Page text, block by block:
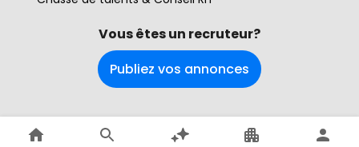
Vous êtes un recruteur?
Publiez vos annonces